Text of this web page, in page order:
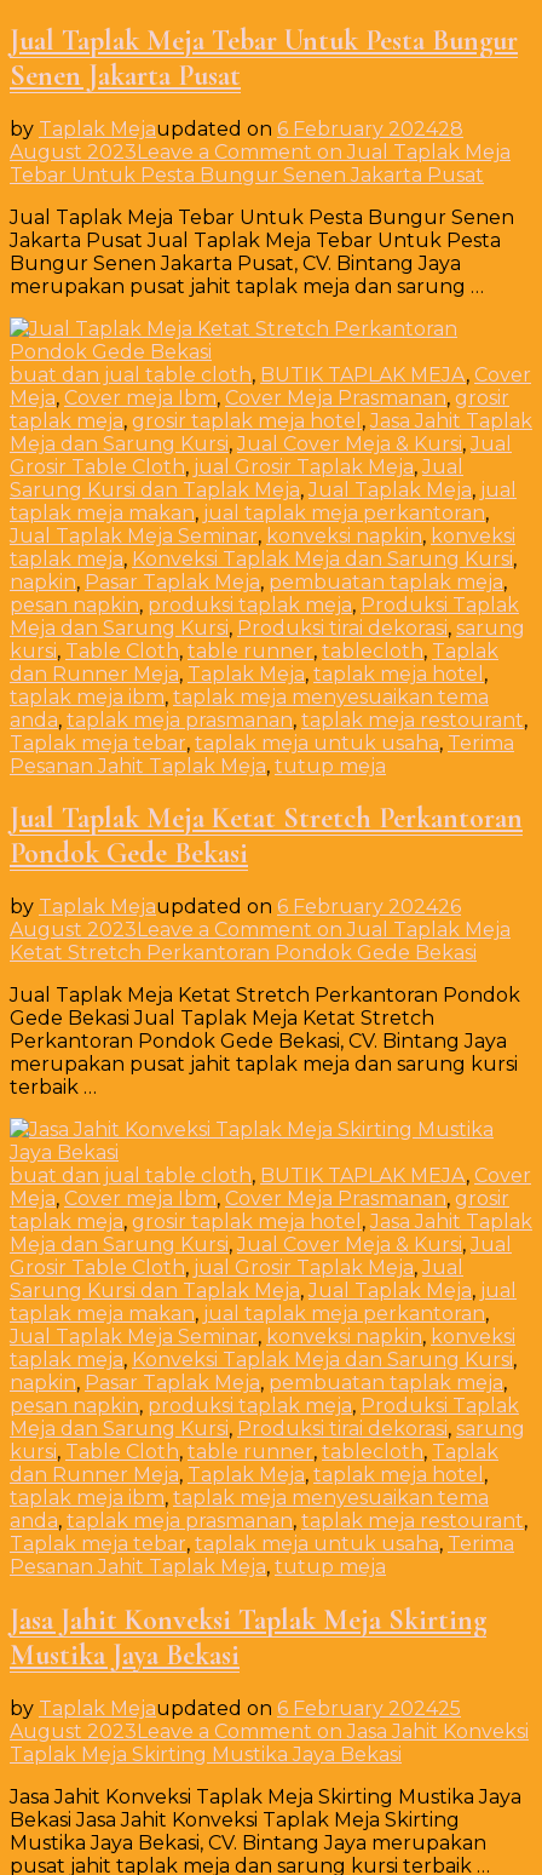
Jual Taplak Meja Tebar Untuk Pesta Bungur
Senen Jakarta Pusat
by Taplak Mejaupdated on 6 February 202428
August 2023Leave a Comment on Jual Taplak Meja
Tebar Untuk Pesta Bungur Senen Jakarta Pusat
Jual Taplak Meja Tebar Untuk Pesta Bungur Senen
Jakarta Pusat Jual Taplak Meja Tebar Untuk Pesta
Bungur Senen Jakarta Pusat, CV. Bintang Jaya
merupakan pusat jahit taplak meja dan sarung …
buat dan jual table cloth, BUTIK TAPLAK MEJA, Cover
Meja, Cover meja Ibm, Cover Meja Prasmanan, grosir
taplak meja, grosir taplak meja hotel ,Jasa Jahit Taplak
Meja dan Sarung Kursi,Jual Cover Meja & Kursi,Jual
Grosir Table Cloth, jual Grosir Taplak Meja,Jual
Sarung Kursi dan Taplak Meja,Jual Taplak Meja, jual
taplak meja makan, jual taplak meja perkantoran,
Jual Taplak Meja Seminar, konveksi napkin, konveksi
taplak meja, Konveksi Taplak Meja dan Sarung Kursi,
napkin, Pasar Taplak Meja, pembuatan taplak meja,
pesan napkin, produksi taplak meja, Produksi Taplak
Meja dan Sarung Kursi, Produksi tirai dekorasi, sarung
kursi, Table Cloth, table runner, tablecloth, Taplak
dan Runner Meja, Taplak Meja, taplak meja hotel ,
taplak meja ibm, taplak meja menyesuaikan tema
anda, taplak meja prasmanan, taplak meja restourant,
Taplak meja tebar, taplak meja untuk usaha, Terima
Pesanan Jahit Taplak Meja, tutup meja
Jual Taplak Meja Ketat Stretch Perkantoran
Pondok Gede Bekasi
by Taplak Mejaupdated on 6 February 202426
August 2023 Leave a Comment on Jual Taplak Meja
Ketat Stretch Perkantoran Pondok Gede Bekasi
Jual Taplak Meja Ketat Stretch Perkantoran Pondok
Gede Bekasi Jual Taplak Meja Ketat Stretch
Perkantoran Pondok Gede Bekasi, CV. Bintang Jaya
merupakan pusat jahit taplak meja dan sarung kursi
terbaik …
buat dan jual table cloth, BUTIK TAPLAK MEJA, Cover
Meja, Cover meja Ibm, Cover Meja Prasmanan, grosir
taplak meja, grosir taplak meja hotel ,Jasa Jahit Taplak
Meja dan Sarung Kursi,Jual Cover Meja & Kursi,Jual
Grosir Table Cloth, jual Grosir Taplak Meja,Jual
Sarung Kursi dan Taplak Meja,Jual Taplak Meja, jual
taplak meja makan, jual taplak meja perkantoran,
Jual Taplak Meja Seminar, konveksi napkin, konveksi
taplak meja, Konveksi Taplak Meja dan Sarung Kursi,
napkin, Pasar Taplak Meja, pembuatan taplak meja,
pesan napkin, produksi taplak meja, Produksi Taplak
Meja dan Sarung Kursi, Produksi tirai dekorasi, sarung
kursi, Table Cloth, table runner, tablecloth, Taplak
dan Runner Meja, Taplak Meja, taplak meja hotel ,
taplak meja ibm, taplak meja menyesuaikan tema
anda, taplak meja prasmanan, taplak meja restourant,
Taplak meja tebar, taplak meja untuk usaha, Terima
Pesanan Jahit Taplak Meja, tutup meja
Jasa Jahit Konveksi Taplak Meja Skirting
Mustika Jaya Bekasi
by Taplak Mejaupdated on 6 February 202425
August 2023Leave a Comment on Jasa Jahit Konveksi
Taplak Meja Skirting Mustika Jaya Bekasi
Jasa Jahit Konveksi Taplak Meja Skirting Mustika Jaya
Bekasi Jasa Jahit Konveksi Taplak Meja Skirting
Mustika Jaya Bekasi, CV. Bintang Jaya merupakan
pusat jahit taplak meja dan sarung kursi terbaik …